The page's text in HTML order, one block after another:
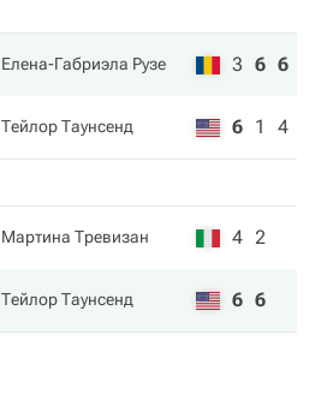
Елена-Габриэла Рузе 3 6 6
Тейлор Таунсенд 6 1 4
Мартина Тревизан 4 2
Тейлор Таунсенд 6 6